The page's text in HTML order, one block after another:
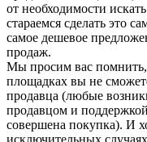
от необходимости
стараемся сделать это
самое дешевое
продаж.
Мы просим вас
площадках вы не
продавца (любые
продавцом и
совершена покупка). И
исключительных